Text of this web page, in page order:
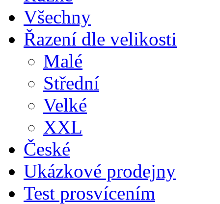
Všechny
Řazení dle velikosti
Malé
Střední
Velké
XXL
České
Ukázkové prodejny
Test prosvícením